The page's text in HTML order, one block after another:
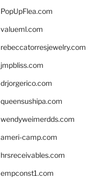
PopUpFlea.com
valueml.com
rebeccatorresjewelry.com
jmpbliss.com
drjorgerico.com
queensushipa.com
wendyweimerdds.com
ameri-camp.com
hrsreceivables.com
empconst1.com